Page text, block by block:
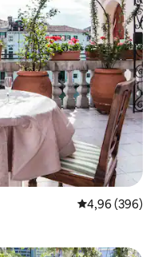
Gemiddelde
4,96 (396)